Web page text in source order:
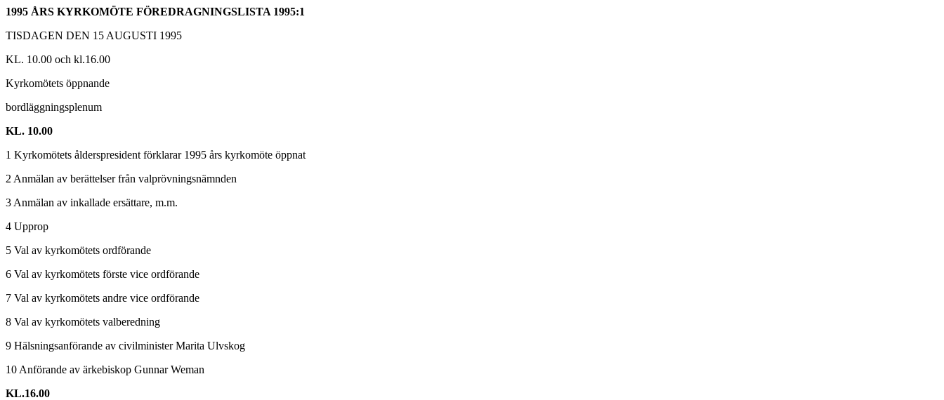
1995 ÅRS KYRKOMÖTE FÖREDRAGNINGSLISTA 1995:1
TISDAGEN DEN 15 AUGUSTI 1995
KL. 10.00 och kl.16.00
Kyrkomötets öppnande
bordläggningsplenum
KL. 10.00
1 Kyrkomötets ålderspresident förklarar 1995 års kyrkomöte öppnat
2 Anmälan av berättelser från valprövningsnämnden
3 Anmälan av inkallade ersättare, m.m.
4 Upprop
5 Val av kyrkomötets ordförande
6 Val av kyrkomötets förste vice ordförande
7 Val av kyrkomötets andre vice ordförande
8 Val av kyrkomötets valberedning
9 Hälsningsanförande av civilminister Marita Ulvskog
10 Anförande av ärkebiskop Gunnar Weman
KL.16.00